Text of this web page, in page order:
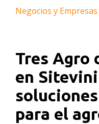
Negocios y Empresas
Tres Agro
en
para el